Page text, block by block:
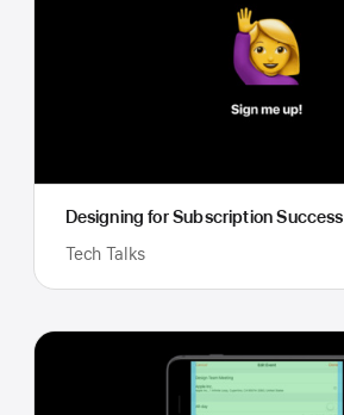
Designing for Subscription Success
Tech Talks